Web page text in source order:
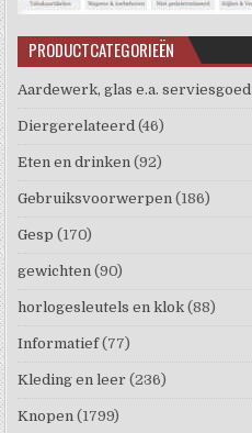
PRODUCTCATEGORIEËN
Aardewerk, glas e.a. serviesgoed
Diergerelateerd (46)
Eten en drinken (92)
Gebruiksvoorwerpen (186)
Gesp (170)
gewichten (90)
horlogesleutels en klok (88)
Informatief (77)
Kleding en leer (236)
Knopen (1799)